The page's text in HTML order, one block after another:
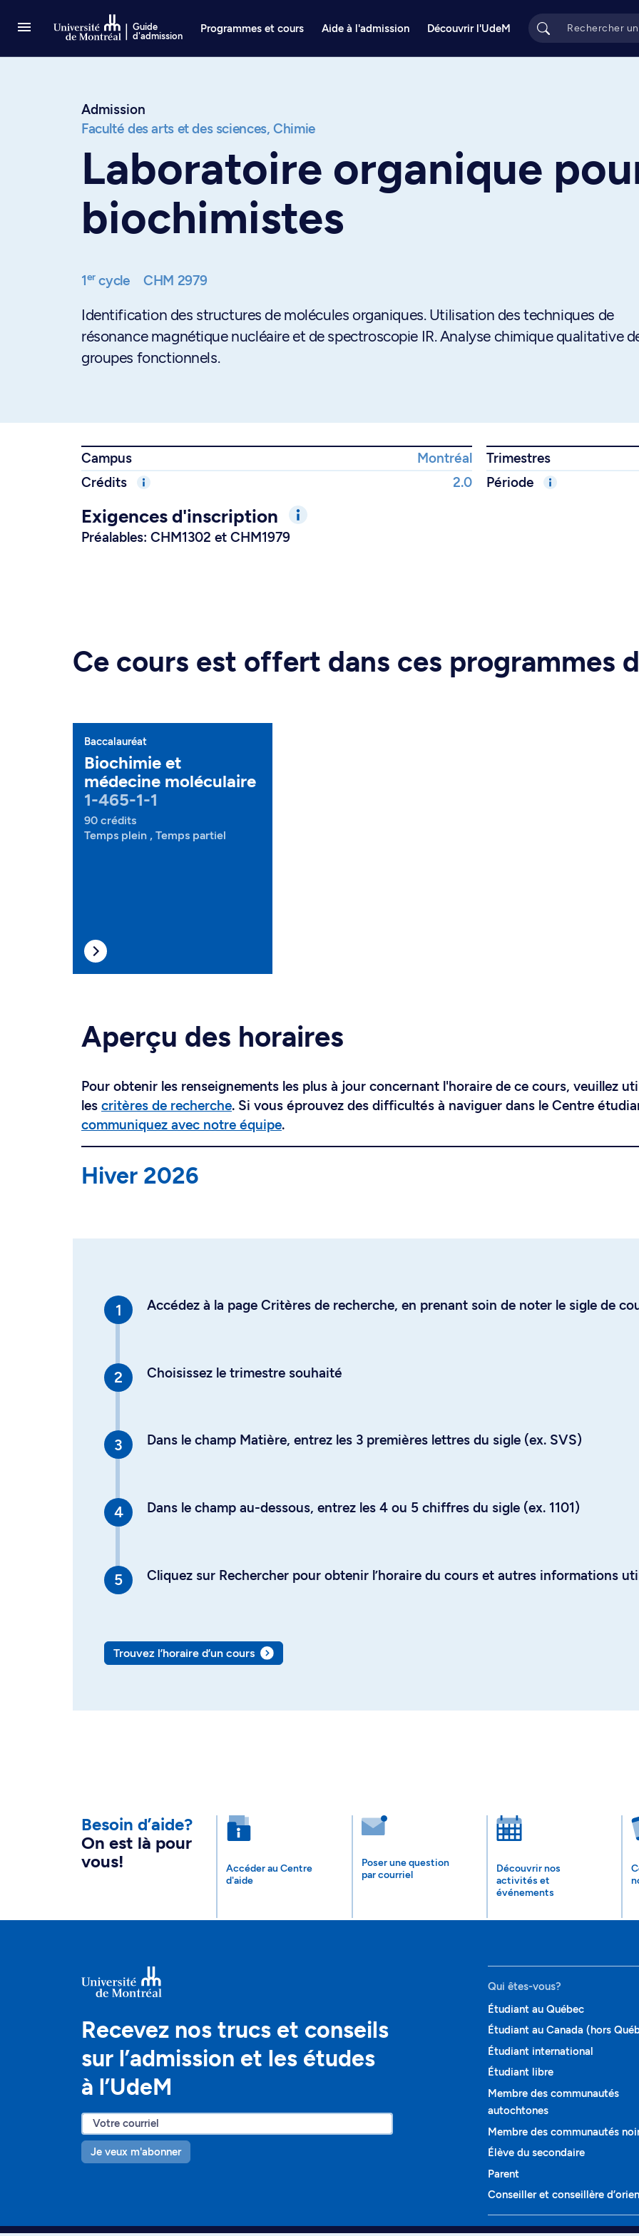
Guide
d'admission
Programmes et cours Aide à l'admission Découvrir l'UdeM
Admission
Faculté des arts et des sciences, Chimie
Laboratoire organique
biochimistes
1ercycle CHM 2979
Identification des structures de molécules organiques. Utilisation des techniques de
résonance magnétique nucléaire et de spectroscopie IR. Analyse chimique qualitative
groupes fonctionnels.
Campus Montréal Trimestres
Crédits
2.0 Période
Exigences d'inscription
Préalables: CHM1302 et CHM1979
Ce cours est offert dans ces programmes
Baccalauréat
Biochimie et
médecine moléculaire
1-465-1-1
90 crédits
Temps plein , Temps partiel
Aperçu des horaires
Pour obtenir les renseignements les plus à jour concernant l'horaire de ce cours, veuillez
les critères de recherche. Si vous éprouvez des difficultés à naviguer dans le Centre
communiquez avec notre équipe.
Hiver 2026
Accédez à la page Critères de recherche, en prenant soin de noter le sigle de
Choisissez le trimestre souhaité
Dans le champ Matière, entrez les 3 premières lettres du sigle (ex. SVS)
Dans le champ au-dessous, entrez les 4 ou 5 chiffres du sigle (ex. 1101)
Cliquez sur Rechercher pour obtenir l’horaire du cours et autres informations
Trouvez l’horaire d’un cours
Besoin d’aide?
On est là pour
vous!
Accéder au Centre
d'aide
Poser une question
par courriel
Découvrir nos
activités et
événements
Recevez nos trucs et conseils
sur l’admission et les études
à l’UdeM
Je veux m'abonner
Qui êtes-vous?
Étudiant au Québec
Étudiant au Canada (hors
Étudiant international
Étudiant libre
Membre des communautés
autochtones
Membre des communautés
Élève du secondaire
Parent
Conseiller et conseillère